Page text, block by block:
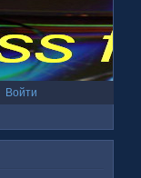
Войти